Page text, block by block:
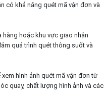
có khả năng quét mã vận đơn và
hàng hoặc khu vực giao nhận
quá trình quét thông suốt và
hình ảnh quét mã vận đơn từ
quay, chất lượng hình ảnh và các